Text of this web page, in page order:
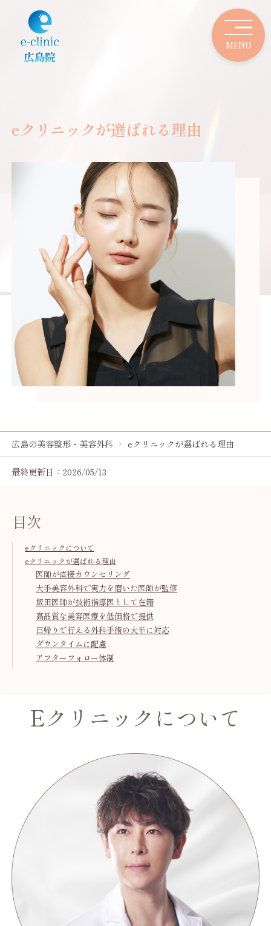
eクリニックが選ばれる理由
広島の美容整形・美容外科 eクリニックが選ばれる理由
最終更新日：2026/05/13
目次
eクリニックについて
eクリニックが選ばれる理由
医師が直接カウンセリング
大手美容外科で実力を磨いた医師が監修
飯田医師が技術指導医として在籍
高品質な美容医療を低価格で提供
日帰りで行える外科手術の大半に対応
ダウンタイムに配慮
アフターフォロー体制
Eクリニックについて